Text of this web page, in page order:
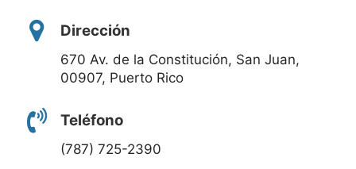
Dirección
670 Av. de la Constitución, San Juan,
00907, Puerto Rico
Teléfono
(787) 725-2390